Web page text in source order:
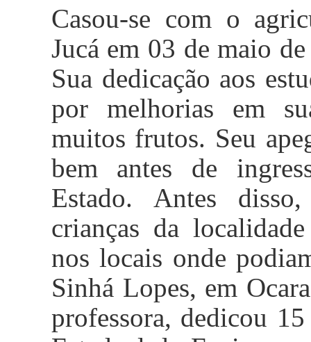
Casou-se com o
Jucá em 03 de maio
Sua dedicação aos
por melhorias em
muitos frutos. Seu
bem antes de
Estado. Antes
crianças da
nos locais onde
Sinhá Lopes, em
professora, dedicou